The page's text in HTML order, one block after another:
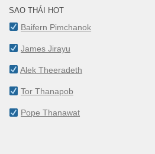
SAO THÁI HOT
Baifern Pimchanok
James Jirayu
Alek Theeradeth
Tor Thanapob
Pope Thanawat